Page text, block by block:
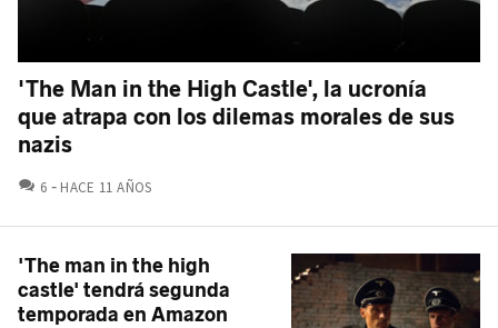
'The Man in the High Castle', la ucronía
que atrapa con los dilemas morales de sus
nazis
6 COMENTARIOS
HACE 11 AÑOS
'The man in the high
castle' tendrá segunda
temporada en Amazon